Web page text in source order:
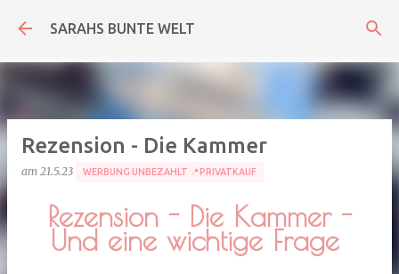
Direkt zum Hauptbereich
SARAHS BUNTE WELT
Rezension - Die Kammer
am 21.5.23 WERBUNG UNBEZAHLT 📍PRIVATKAUF
Rezension - Die Kammer -
Und eine wichtige Frage